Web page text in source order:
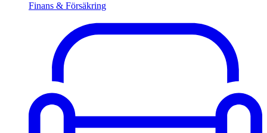
Finans & Försäkring